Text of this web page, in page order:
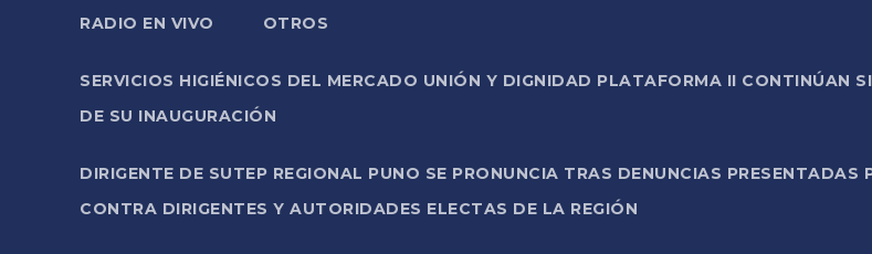
RADIO EN VIVO OTROS
SERVICIOS HIGIÉNICOS DEL MERCADO UNIÓN Y DIGNIDAD PLATAFORMA II CONTINÚAN
DE SU INAUGURACIÓN
DIRIGENTE DE SUTEP REGIONAL PUNO SE PRONUNCIA TRAS DENUNCIAS
CONTRA DIRIGENTES Y AUTORIDADES ELECTAS DE LA REGIÓN